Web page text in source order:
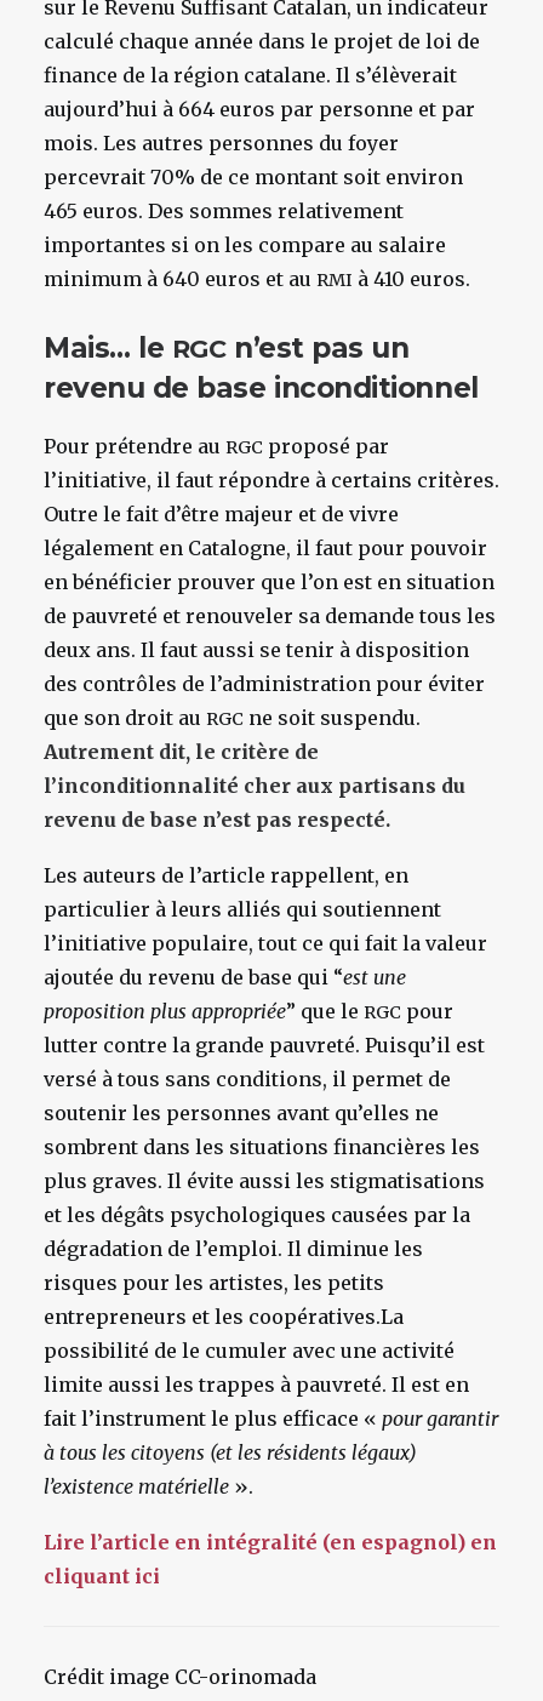
sur le Revenu Suffisant Catalan, un indicateur
calculé chaque année dans le projet de loi de
finance de la région catalane. Il s’élèverait
aujourd’hui à 664 euros par personne et par
mois. Les autres personnes du foyer
percevrait 70% de ce montant soit environ
465 euros. Des sommes relativement
importantes si on les compare au salaire
minimum à 640 euros et au RMI à 410 euros.
Mais… le RGCn’est pas un
revenu de base inconditionnel
Pour prétendre au RGC proposé par
l’initiative, il faut répondre à certains critères.
Outre le fait d’être majeur et de vivre
légalement en Catalogne, il faut pour pouvoir
en bénéficier prouver que l’on est en situation
de pauvreté et renouveler sa demande tous les
deux ans. Il faut aussi se tenir à disposition
des contrôles de l’administration pour éviter
que son droit au RGC ne soit suspendu.
Autrement dit, le critère de
l’inconditionnalité cher aux partisans du
revenu de base n’est pas respecté.
Les auteurs de l’article rappellent, en
particulier à leurs alliés qui soutiennent
l’initiative populaire, tout ce qui fait la valeur
ajoutée du revenu de base qui “est une
proposition plus appropriée” que le RGC pour
lutter contre la grande pauvreté. Puisqu’il est
versé à tous sans conditions, il permet de
soutenir les personnes avant qu’elles ne
sombrent dans les situations financières les
plus graves. Il évite aussi les stigmatisations
et les dégâts psychologiques causées par la
dégradation de l’emploi. Il diminue les
risques pour les artistes, les petits
entrepreneurs et les coopératives.La
possibilité de le cumuler avec une activité
limite aussi les trappes à pauvreté. Il est en
fait l’instrument le plus efficace « pour garantir
à tous les citoyens (et les résidents légaux)
l’existence matérielle ».
Lire l’article en intégralité (en espagnol) en
cliquant ici
Crédit image CC-orinomada